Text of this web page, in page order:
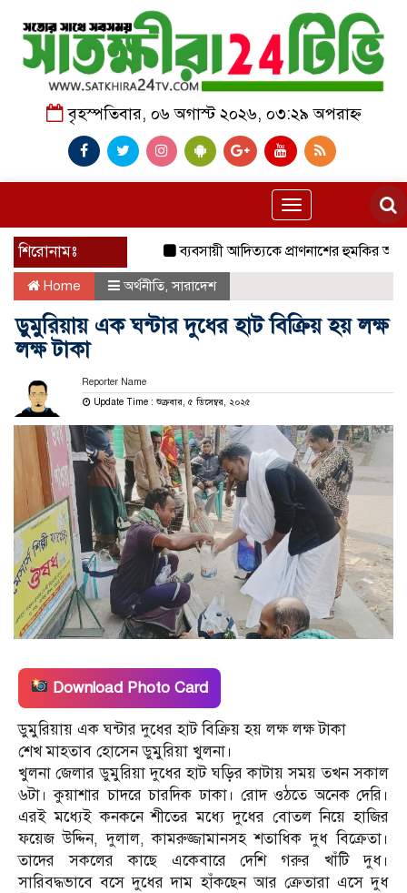
বৃহস্পতিবার, ০৬ অগাস্ট ২০২৬, ০৩:২৯ অপরাহ্ন
Toggle
navigation
শিরোনামঃ
ব্যবসায়ী আদিত্যকে প্রাণনাশের হুমকির অভিযোগ,
Home অর্থনীতি,সারাদেশ
ডুমুরিয়ায় এক ঘন্টার দুধের হাট বিক্রিয়‌ হয় লক্ষ
লক্ষ টাকা
Reporter Name
Update Time : শুক্রবার, ৫ ডিসেম্বর, ২০২৫
Download Photo Card
ডুমুরিয়ায় এক ঘন্টার দুধের হাট বিক্রিয়‌ হয় লক্ষ লক্ষ টাকা
শেখ মাহতাব হোসেন ডুমুরিয়া খুলনা।
খুলনা জেলার ডুমুরিয়া দুধের হাট ঘড়ির কাটায় সময় তখন সকাল
৬টা। কুয়াশার চাদরে চারদিক ঢাকা। রোদ ওঠতে অনেক দেরি।
এরই মধ্যেই কনকনে শীতের মধ্যে দুধের বোতল নিয়ে হাজির
ফয়েজ উদ্দিন, দুলাল, কামরুজ্জামানসহ শতাধিক দুধ বিক্রেতা।
তাদের সকলের কাছে একেবারে দেশি গরুর খাঁটি দুধ।
সারিবদ্ধভাবে বসে দুধের দাম হাঁকছেন আর ক্রেতারা এসে দুধ